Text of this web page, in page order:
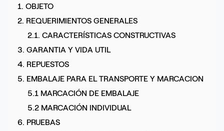
1. OBJETO
2. REQUERIMIENTOS GENERALES
2.1. CARACTERÍSTICAS CONSTRUCTIVAS
3. GARANTIA Y VIDA UTIL
4. REPUESTOS
5. EMBALAJE PARA EL TRANSPORTE Y MARCACION
5.1 MARCACIÓN DE EMBALAJE
5.2 MARCACIÓN INDIVIDUAL
6. PRUEBAS